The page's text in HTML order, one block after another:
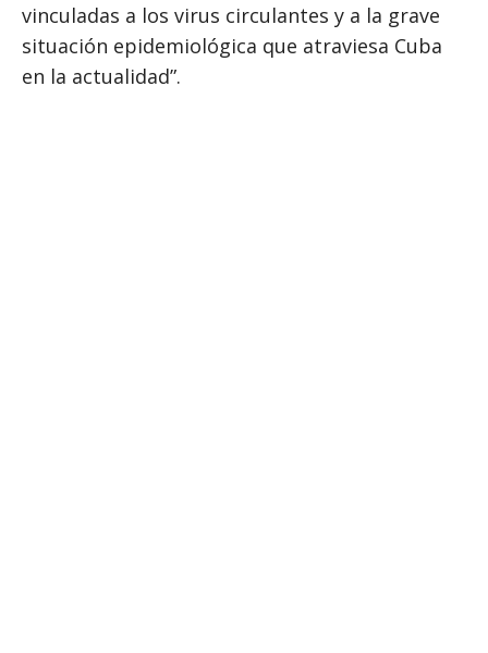
vinculadas a los virus circulantes y a la grave
situación epidemiológica que atraviesa Cuba
en la actualidad”.